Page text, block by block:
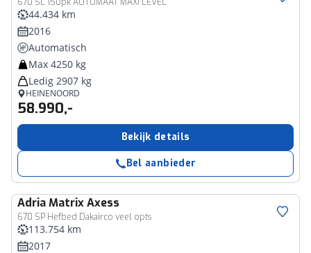
44.434 km
2016
Automatisch
Max 4250 kg
Ledig 2907 kg
HEINENOORD
58.990,-
Bekijk details
Bel aanbieder
AdriaMatrix Axess
670 SP Hefbed Dakairco veel opts
113.754 km
2017